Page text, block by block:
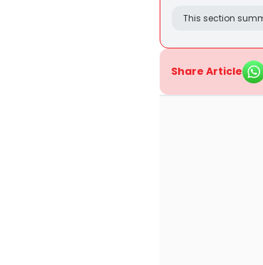
This section
Share Article